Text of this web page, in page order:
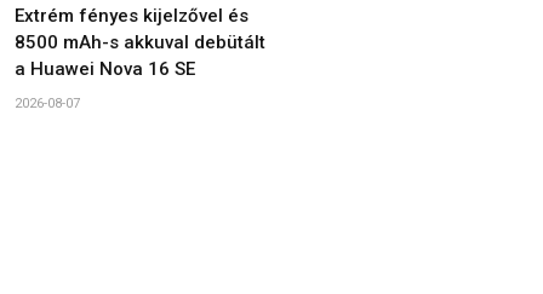
Extrém fényes kijelzővel és
8500 mAh-s akkuval debütált
a Huawei Nova 16 SE
2026-08-07